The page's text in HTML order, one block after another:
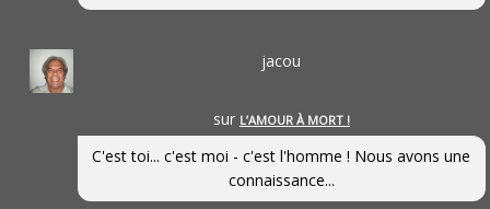
jacou
sur L’AMOUR À MORT !
C'est toi... c'est moi - c'est l'homme ! Nous avons une
connaissance...